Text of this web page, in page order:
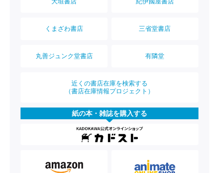
くまざわ書店 三省堂書店
丸善ジュンク堂書店 有隣堂
近くの書店在庫を検索する
（書店在庫情報プロジェクト）
紙の本・雑誌を購入する